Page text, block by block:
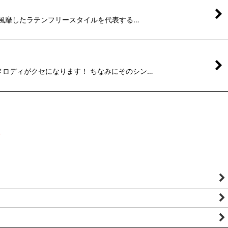
靡したラテンフリースタイルを代表する…
ディがクセになります！ ちなみにそのシン…